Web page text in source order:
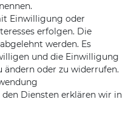
Einwilligung oder
erfolgen. Die
werden. Es
und die Einwilligung
oder zu widerrufen.
Diensten erklären wir in